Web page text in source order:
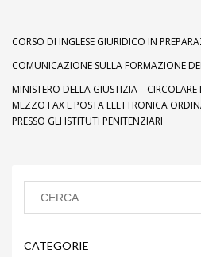
CORSO DI INGLESE GIURIDICO IN
COMUNICAZIONE SULLA FORMAZIONE
MINISTERO DELLA GIUSTIZIA –
MEZZO FAX E POSTA ELETTRONICA
PRESSO GLI ISTITUTI PENITENZIARI
CATEGORIE